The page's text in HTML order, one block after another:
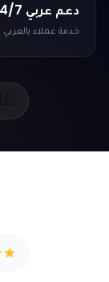
دعم عربي 24/7
خدمة عملاء